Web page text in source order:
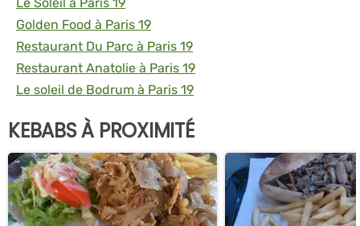
Golden Food à Paris 19
Restaurant Du Parc à Paris 19
Restaurant Anatolie à Paris 19
Le soleil de Bodrum à Paris 19
KEBABS À PROXIMITÉ